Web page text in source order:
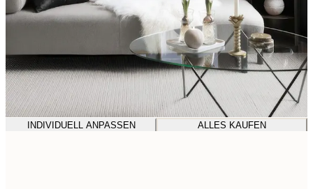
INDIVIDUELL ANPASSEN ALLES KAUFEN